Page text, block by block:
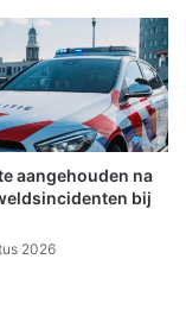
aangehouden na
bij
2026